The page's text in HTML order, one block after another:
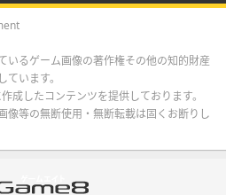
いるゲーム画像の著作権その他の知的財産
います。
成したコンテンツを提供しております。
像等の無断使用・無断転載は固くお断りし